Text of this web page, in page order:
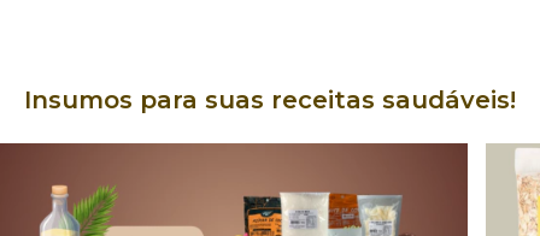
Insumos para suas receitas saudáveis!